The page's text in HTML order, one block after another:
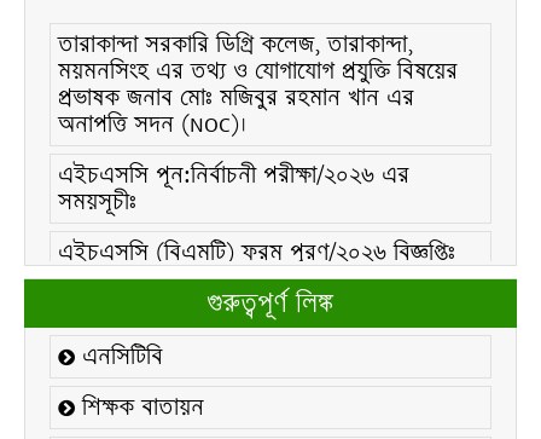
তারাকান্দা সরকারি ডিগ্রি কলেজ, তারাকান্দা,
ময়মনসিংহ এর তথ্য ও যোগাযোগ প্রযুক্তি বিষয়ের
প্রভাষক জনাব মোঃ মজিবুর রহমান খান এর
অনাপত্তি সদন (NOC)।
এইচএসসি পূন:নির্বাচনী পরীক্ষা/২০২৬ এর
সময়সূচীঃ
এইচএসসি (বিএমটি) ফরম পূরণ/২০২৬ বিজ্ঞপ্তিঃ
এইচএসসি ফরম/২০২৬ পূরণ বিজ্ঞপ্তিঃ
২১ ফেব্রুয়ারি/২০২৬ ইং তারিখে “শহিদ দিবস ও
আন্তর্জাতিক মাতৃভাষা দিবস-২০২৬ উদযাপন
উপলক্ষ্যে নোটিশঃ
গুরুত্বপূর্ণ লিঙ্ক
এনসিটিবি
শিক্ষক বাতায়ন